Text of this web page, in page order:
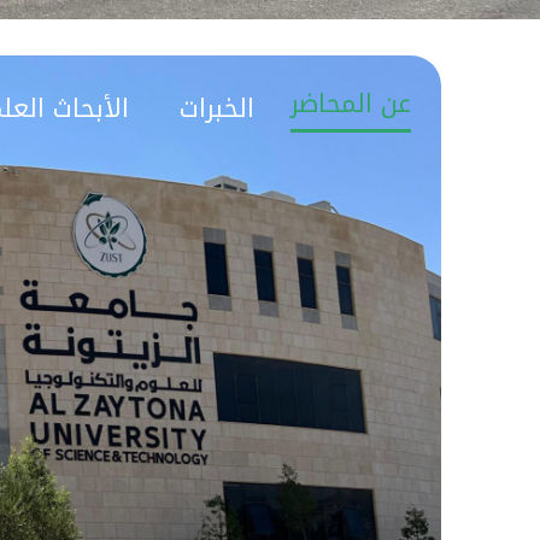
عن المحاضر الخبرات الأبحاث